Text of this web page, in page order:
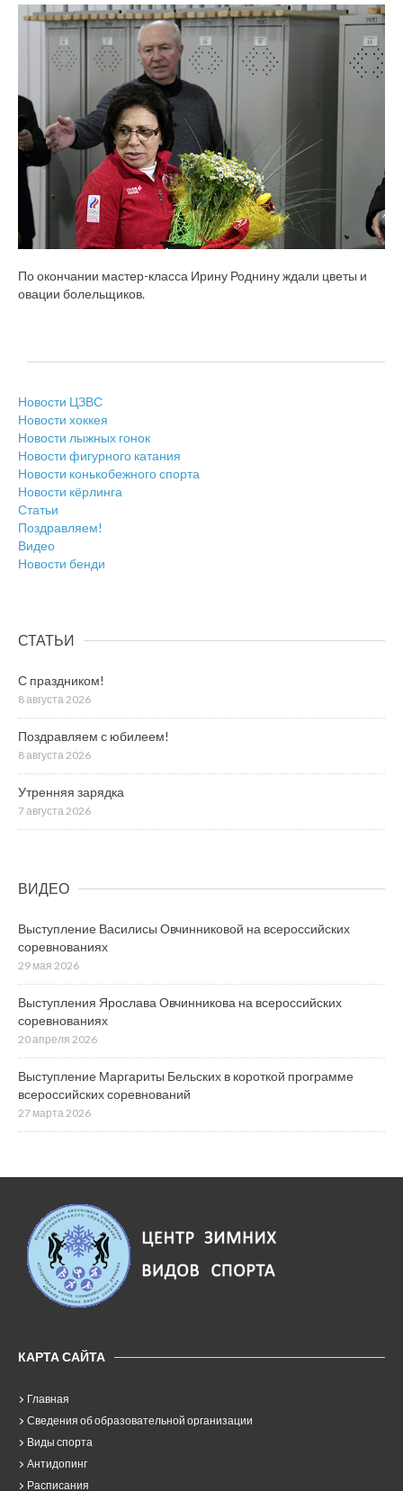
По окончании мастер-класса Ирину Роднину ждали цветы и
овации болельщиков.
Новости ЦЗВС
Новости хоккея
Новости лыжных гонок
Новости фигурного катания
Новости конькобежного спорта
Новости кёрлинга
Статьи
Поздравляем!
Видео
Новости бенди
СТАТЬИ
С праздником!
8 августа 2026
Поздравляем с юбилеем!
8 августа 2026
Утренняя зарядка
7 августа 2026
ВИДЕО
Выступление Василисы Овчинниковой на всероссийских
соревнованиях
29 мая 2026
Выступления Ярослава Овчинникова на всероссийских
соревнованиях
20 апреля 2026
Выступление Маргариты Бельских в короткой программе
всероссийских соревнований
27 марта 2026
КАРТА САЙТА
Главная
Сведения об образовательной организации
Виды спорта
Антидопинг
Расписания